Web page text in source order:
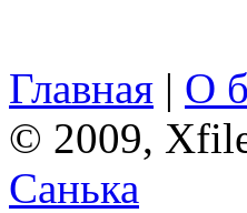
Главная | О
© 2009,
Санька